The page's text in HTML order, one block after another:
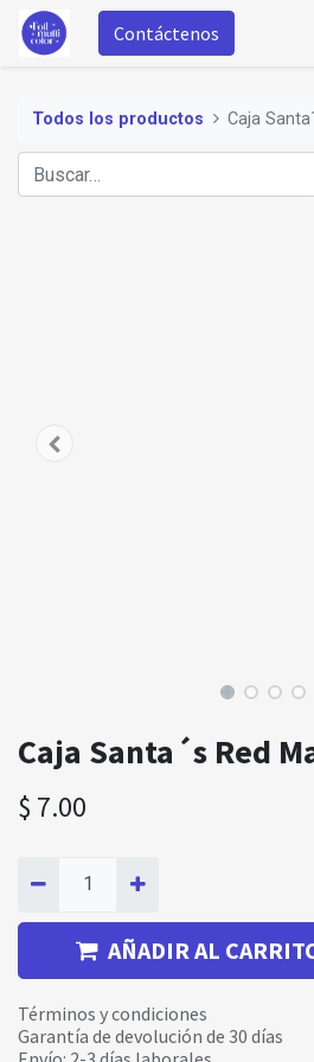
Contáctenos
Todos los productos Caja
Caja Santa´s Red
$ 7.00
AÑADIR AL
Términos y condiciones
Garantía de devolución de 30 días